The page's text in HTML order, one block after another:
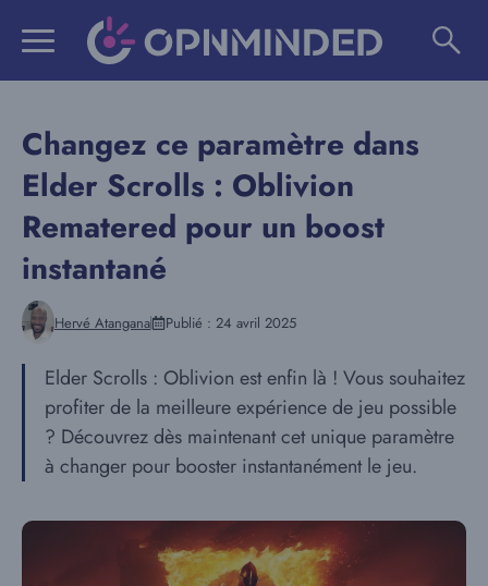
Changez ce paramètre dans
Elder Scrolls : Oblivion
Rematered pour un boost
instantané
Hervé Atangana Publié : 24 avril 2025
Elder Scrolls : Oblivion est enfin là ! Vous souhaitez
profiter de la meilleure expérience de jeu possible
? Découvrez dès maintenant cet unique paramètre
à changer pour booster instantanément le jeu.